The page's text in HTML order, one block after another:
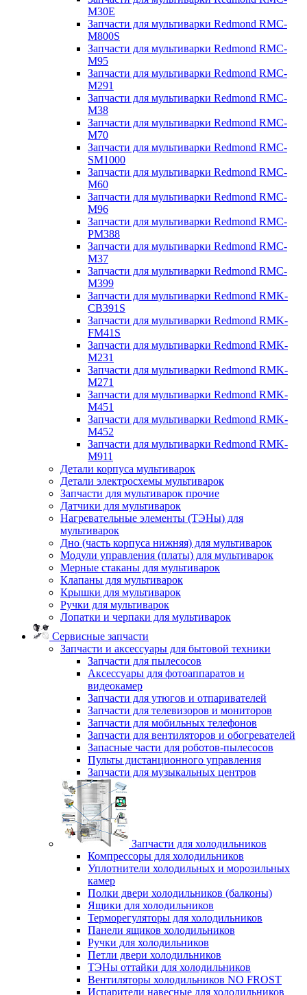
M30E
Запчасти для мультиварки Redmond RMC-
M800S
Запчасти для мультиварки Redmond RMC-
M95
Запчасти для мультиварки Redmond RMC-
M291
Запчасти для мультиварки Redmond RMC-
M38
Запчасти для мультиварки Redmond RMC-
M70
Запчасти для мультиварки Redmond RMC-
SM1000
Запчасти для мультиварки Redmond RMC-
M60
Запчасти для мультиварки Redmond RMC-
M96
Запчасти для мультиварки Redmond RMC-
PM388
Запчасти для мультиварки Redmond RMC-
M37
Запчасти для мультиварки Redmond RMC-
M399
Запчасти для мультиварки Redmond RMK-
CB391S
Запчасти для мультиварки Redmond RMK-
FM41S
Запчасти для мультиварки Redmond RMK-
M231
Запчасти для мультиварки Redmond RMK-
M271
Запчасти для мультиварки Redmond RMK-
M451
Запчасти для мультиварки Redmond RMK-
M452
Запчасти для мультиварки Redmond RMK-
M911
Детали корпуса мультиварок
Детали электросхемы мультиварок
Запчасти для мультиварок прочие
Датчики для мультиварок
Нагревательные элементы (ТЭНы) для
мультиварок
Дно (часть корпуса нижняя) для мультиварок
Модули управления (платы) для мультиварок
Мерные стаканы для мультиварок
Клапаны для мультиварок
Крышки для мультиварок
Ручки для мультиварок
Лопатки и черпаки для мультиварок
Сервисные запчасти
Запчасти и аксессуары для бытовой техники
Запчасти для пылесосов
Аксессуары для фотоаппаратов и
видеокамер
Запчасти для утюгов и отпаривателей
Запчасти для телевизоров и мониторов
Запчасти для мобильных телефонов
Запчасти для вентиляторов и обогревателей
Запасные части для роботов-пылесосов
Пульты дистанционного управления
Запчасти для музыкальных центров
Запчасти для холодильников
Компрессоры для холодильников
Уплотнители холодильных и морозильных
камер
Полки двери холодильников (балконы)
Ящики для холодильников
Терморегуляторы для холодильников
Панели ящиков холодильников
Ручки для холодильников
Петли двери холодильников
ТЭНы оттайки для холодильников
Вентиляторы холодильников NO FROST
Испарители навесные для холодильников